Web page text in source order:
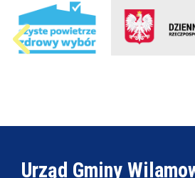
Urząd Gminy